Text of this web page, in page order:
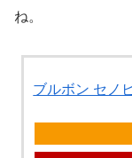
ね。
ブルボン セノ